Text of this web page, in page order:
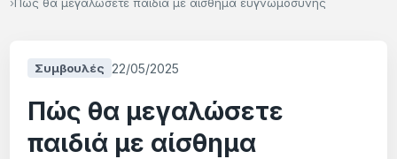
Συμβουλές 22/05/2025
Πώς θα μεγαλώσετε
παιδιά με αίσθημα